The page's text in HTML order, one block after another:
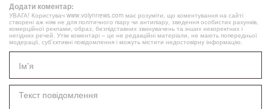
Додати коментар:
УВАГА! Користувач www.volynnews.com має розуміти, що коментування на сайті
створені аж ніяк не для політичного піару чи антипіару, зведення особистих рахунків,
комерційної реклами, образ, безпідставних звинувачень та інших некоректних і
негідних речей. Утім коментарі – це не редакційні матеріали, не мають попередньої
модерації, суб’єктивні повідомлення і можуть містити недостовірну інформацію.